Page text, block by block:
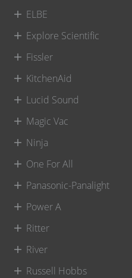
ELBE
Explore Scientific
Fissler
KitchenAid
Lucid Sound
Magic Vac
Ninja
One For All
Panasonic-Panalight
Power A
Ritter
River
Russell Hobbs